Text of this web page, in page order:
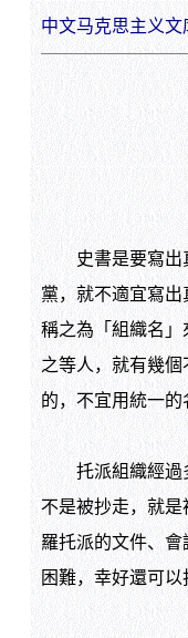
中文马克思主义文
史書是要寫出
黨，就不適宜寫
稱之為「組織名
之等人，就有幾
的，不宜用統一的
托派組織經過多
不是被抄走，就
羅托派的文件、
困難，幸好還可以